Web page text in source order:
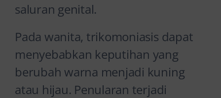
saluran genital.
Pada wanita, trikomoniasis dapat
menyebabkan keputihan yang
berubah warna menjadi kuning
atau hijau. Penularan terjadi